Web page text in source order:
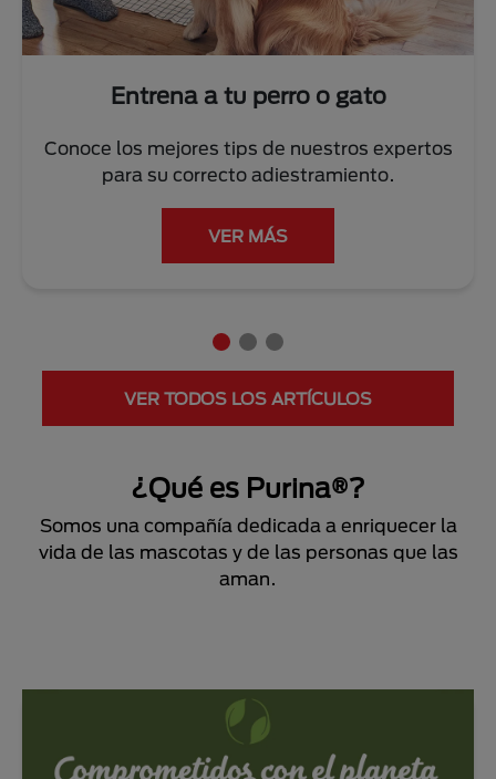
Entrena a tu perro o gato
Conoce los mejores tips de nuestros expertos
para su correcto adiestramiento.
VER MÁS
VER TODOS LOS ARTÍCULOS
¿Qué es Purina®?
Somos una compañía dedicada a enriquecer la
vida de las mascotas y de las personas que las
aman.